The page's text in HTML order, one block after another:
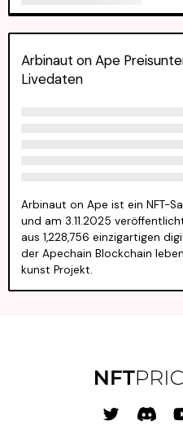
Arbinaut on Ape
Livedaten
Arbinaut on Ape ist ein NFT-
und am 3.11.2025
aus 1,228,756 einzigartigen
der Apechain Blockchain
kunst Projekt.